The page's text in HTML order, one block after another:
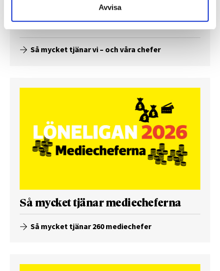
Avvisa
Lönerna – redaktion för redaktion
Så mycket tjänar vi – och våra chefer
Så mycket tjänar mediecheferna
Så mycket tjänar 260 mediechefer